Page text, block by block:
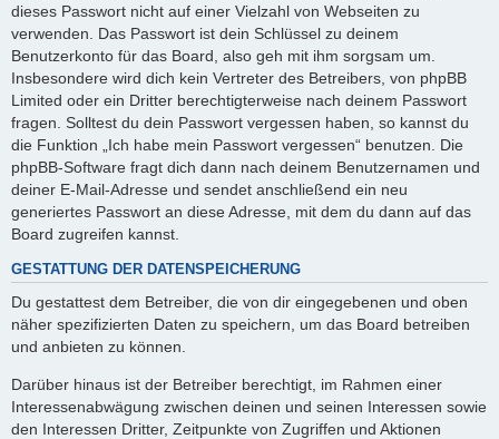
dieses Passwort nicht auf einer Vielzahl von Webseiten zu
verwenden. Das Passwort ist dein Schlüssel zu deinem
Benutzerkonto für das Board, also geh mit ihm sorgsam um.
Insbesondere wird dich kein Vertreter des Betreibers, von phpBB
Limited oder ein Dritter berechtigterweise nach deinem Passwort
fragen. Solltest du dein Passwort vergessen haben, so kannst du
die Funktion „Ich habe mein Passwort vergessen“ benutzen. Die
phpBB-Software fragt dich dann nach deinem Benutzernamen und
deiner E-Mail-Adresse und sendet anschließend ein neu
generiertes Passwort an diese Adresse, mit dem du dann auf das
Board zugreifen kannst.
GESTATTUNG DER DATENSPEICHERUNG
Du gestattest dem Betreiber, die von dir eingegebenen und oben
näher spezifizierten Daten zu speichern, um das Board betreiben
und anbieten zu können.
Darüber hinaus ist der Betreiber berechtigt, im Rahmen einer
Interessenabwägung zwischen deinen und seinen Interessen sowie
den Interessen Dritter, Zeitpunkte von Zugriffen und Aktionen